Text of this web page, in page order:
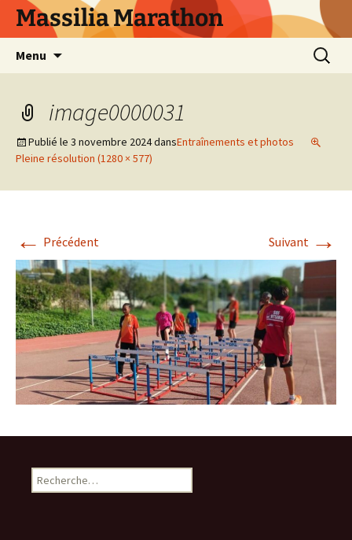
AllerMassilia Marathon
Menu
image0000031
Publié le 3 novembre 2024dansEntraînements et photos
Pleine résolution (1280 × 577)
← Précédent Suivant →
R
e